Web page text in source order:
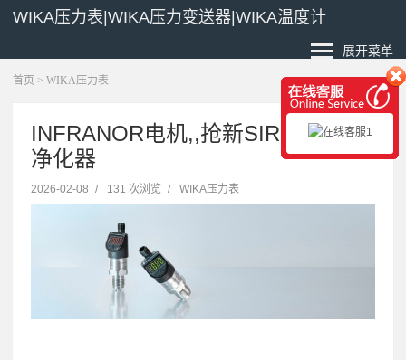
WIKA压力表|WIKA压力变送器|WIKA温度计
展开菜单
首页 > WIKA压力表
INFRANOR电机,,抢新SIRCAL氩气
净化器
2026-02-08 / 131 次浏览 / WIKA压力表